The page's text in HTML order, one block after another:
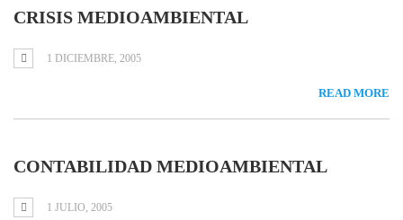
CRISIS MEDIOAMBIENTAL
1 DICIEMBRE, 2005
READ MORE
CONTABILIDAD MEDIOAMBIENTAL
1 JULIO, 2005